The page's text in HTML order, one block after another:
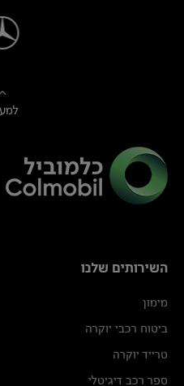
השירותים שלנו
מימון
ביטוח רכבי יוקרה
טרייד יוקרה
ספר רכב דיגיטלי